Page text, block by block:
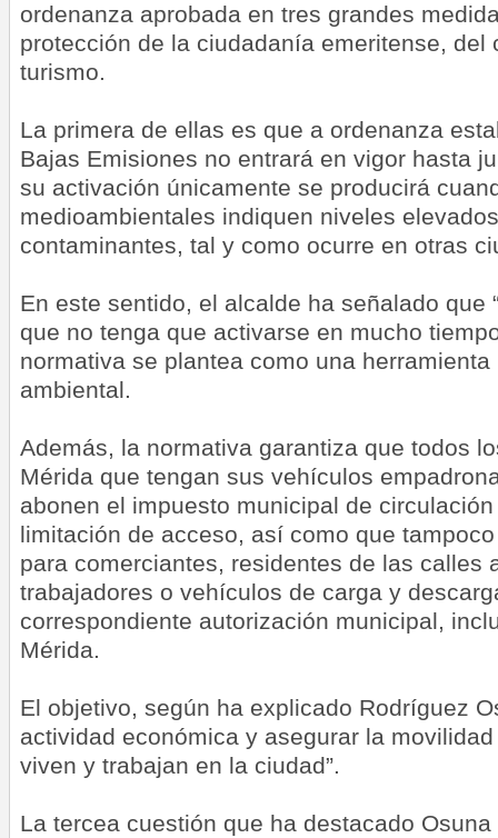
ordenanza aprobada en tres grandes
protección de la ciudadanía emeritense, del
turismo.
La primera de ellas es que a ordenanza
Bajas Emisiones no entrará en vigor hasta
su activación únicamente se producirá
medioambientales indiquen niveles
contaminantes, tal y como ocurre en otras
En este sentido, el alcalde ha señalado que
que no tenga que activarse en mucho
normativa se plantea como una
ambiental.
Además, la normativa garantiza que todos
Mérida que tengan sus vehículos
abonen el impuesto municipal de
limitación de acceso, así como que
para comerciantes, residentes de las calles
trabajadores o vehículos de carga y
correspondiente autorización municipal,
Mérida.
El objetivo, según ha explicado Rodríguez
actividad económica y asegurar la
viven y trabajan en la ciudad”.
La tercea cuestión que ha destacado